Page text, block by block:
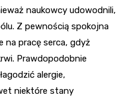
naukowcy udowodnili,
Z pewnością spokojna
na pracę serca, gdyż
Prawdopodobnie
alergie,
niektóre stany